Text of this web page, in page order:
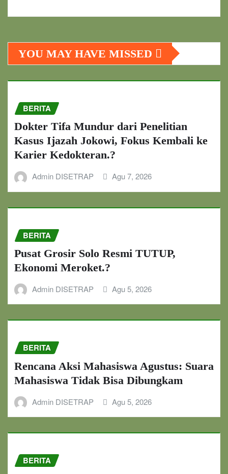
YOU MAY HAVE MISSED
BERITA
Dokter Tifa Mundur dari Penelitian
Kasus Ijazah Jokowi, Fokus Kembali ke
Karier Kedokteran.?
Admin DISETRAP Agu 7, 2026
BERITA
Pusat Grosir Solo Resmi TUTUP,
Ekonomi Meroket.?
Admin DISETRAP Agu 5, 2026
BERITA
Rencana Aksi Mahasiswa Agustus: Suara
Mahasiswa Tidak Bisa Dibungkam
Admin DISETRAP Agu 5, 2026
BERITA